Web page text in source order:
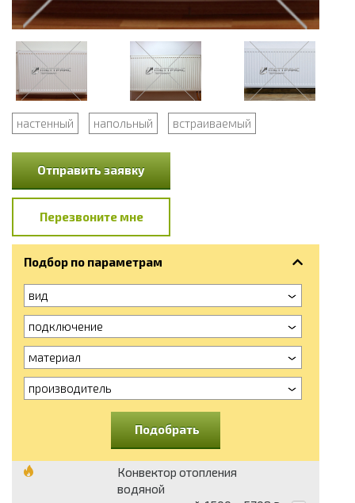
настенный напольный встраиваемый
Отправить заявку
Перезвоните мне
Подбор по параметрам
вид
подключение
материал
производитель
Подобрать
Конвектор отопления
водяной